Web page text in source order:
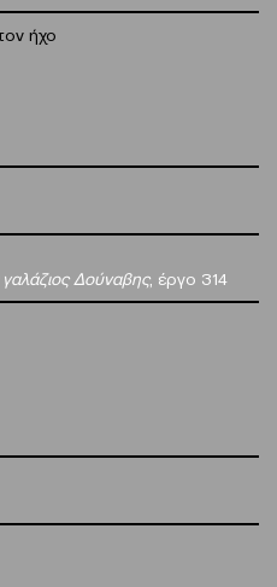
ήχο
Δούναβης, έργο 314